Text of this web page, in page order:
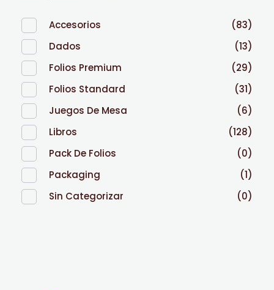
Accesorios
(83)
Dados
(13)
Folios Premium
(29)
Folios Standard
(31)
Juegos De Mesa
(6)
Libros
(128)
Pack De Folios
(0)
Packaging
(1)
Sin Categorizar
(0)